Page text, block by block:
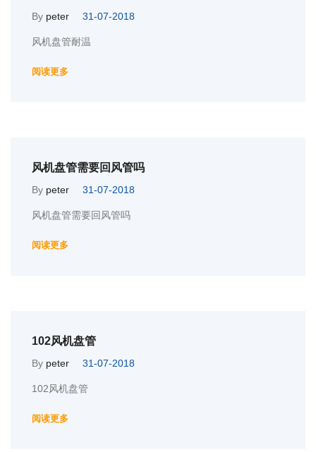
By peter 31-07-2018
风机盘管耐温
阅读更多
风机盘管需要回风管吗
By peter 31-07-2018
风机盘管需要回风管吗
阅读更多
102风机盘管
By peter 31-07-2018
102风机盘管
阅读更多